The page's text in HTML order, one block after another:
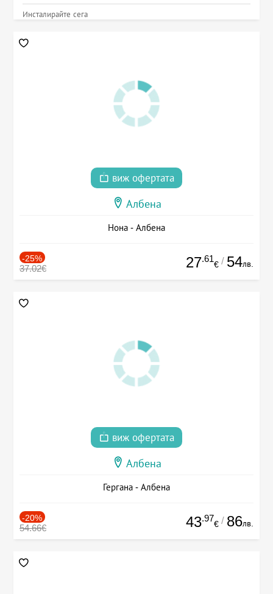
Инсталирайте сега
виж офертата
Албена
Нона - Албена
-25%
37.02€ 27.61
€ / 54лв.
виж офертата
Албена
Гергана - Албена
-20%
54.66€ 43.97
€ / 86лв.